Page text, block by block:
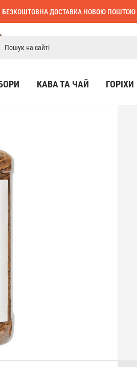
БЕЗКОШТОВНА ДОСТАВКА НОВОЮ ПОШТОЮ
КАВА ТА ЧАЙ ГОРІХИ